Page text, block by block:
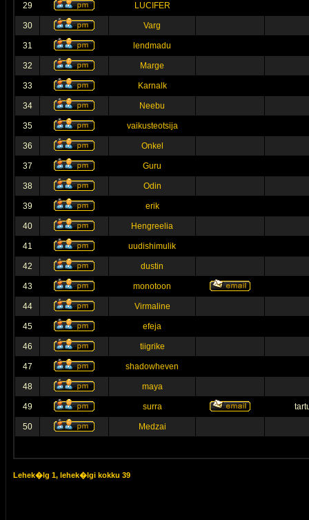
29 LUCIFER
30 Varg
31 lendmadu
32 Marge
33 Karnalk
34 Neebu
35 vaikusteotsija
36 Onkel
37 Guru
38 Odin
39 erik
40 Hengreelia
41 uudishimulik
42 dustin
43 monotoon
44 Virmaline
45 efeja
46 tiigrike
47 shadowheven
48 maya
49 surra
50 Medzai
Lehek�lg 1, lehek�lgi kokku 39